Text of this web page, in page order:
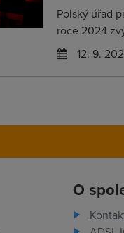
Polský úřad
roce 2024
12. 9.
O